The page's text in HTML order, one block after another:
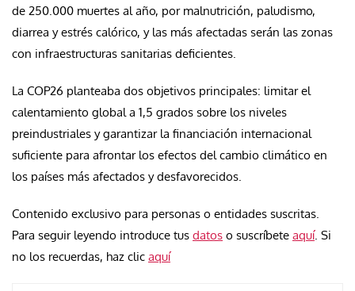
de 250.000 muertes al año, por malnutrición, paludismo,
diarrea y estrés calórico, y las más afectadas serán las zonas
con infraestructuras sanitarias deficientes.
La COP26 planteaba dos objetivos principales: limitar el
calentamiento global a 1,5 grados sobre los niveles
preindustriales y garantizar la financiación internacional
suficiente para afrontar los efectos del cambio climático en
los países más afectados y desfavorecidos.
Contenido exclusivo para personas o entidades suscritas.
Para seguir leyendo introduce tus datos o suscríbete aquí. Si
no los recuerdas, haz clic aquí